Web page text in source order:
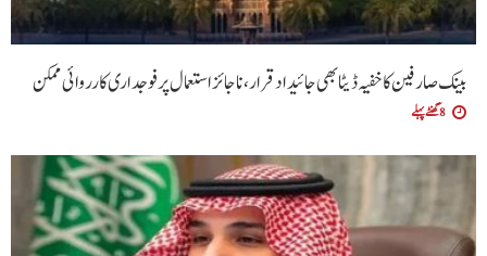
بینک صارفین کا خفیہ ڈیٹا بھی جائیداد قرار،ناجائز استعمال پر فوجداری کارروائی ممکن
8 گھنٹے پہلے